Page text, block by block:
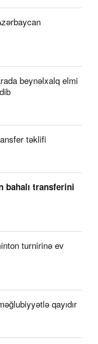
beynəlxalq elmi
təklifi
bahalı transferini
turnirinə ev
qayıdır